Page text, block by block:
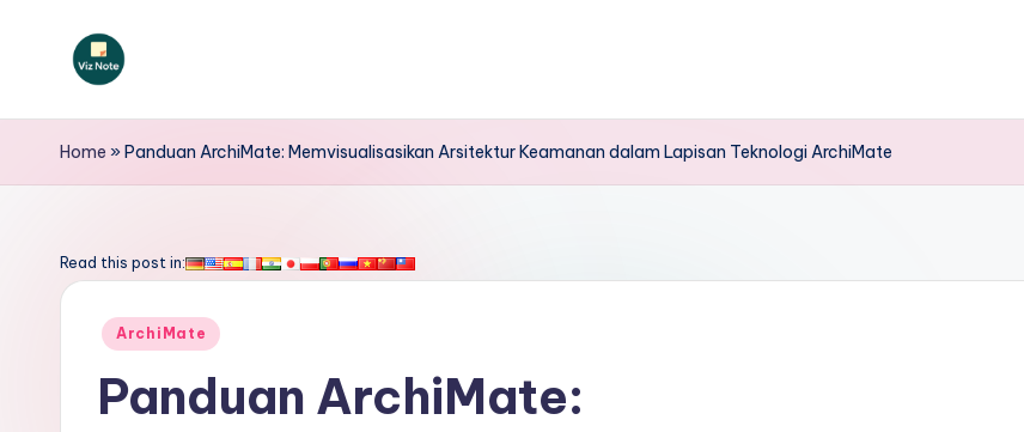
V
iz
o
Home »Panduan ArchiMate: Memvisualisasikan Arsitektur Keamanan dalam Lapisan Teknologi ArchiMate
Read this post in:
Posted
ArchiMate
Panduan ArchiMate: